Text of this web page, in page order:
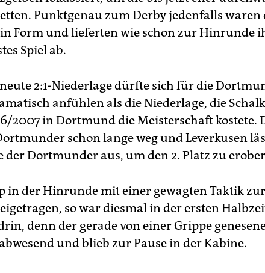
Punktgenau zum Derby jedenfalls waren
Form und lieferten wie schon zur Hinrunde
Spiel ab.
2:1-Niederlage dürfte sich für die
anfühlen als die Niederlage, die
2007 in Dortmund die Meisterschaft kostete.
schon lange weg und Leverkusen
der Dortmunder aus, um den 2. Platz zu
in der Hinrunde mit einer gewagten Taktik
so war diesmal in der ersten
denn der gerade von einer Grippe
und blieb zur Pause in der Kabine.